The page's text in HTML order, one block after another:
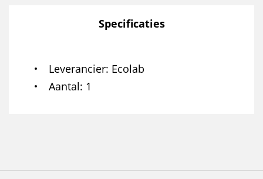
Specificaties
Leverancier Ecolab
Aantal 1